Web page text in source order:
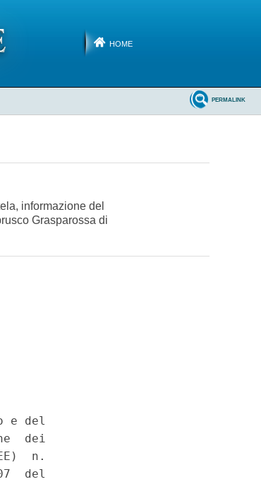
HOME
PERMALINK
informazione del
Grasparossa di